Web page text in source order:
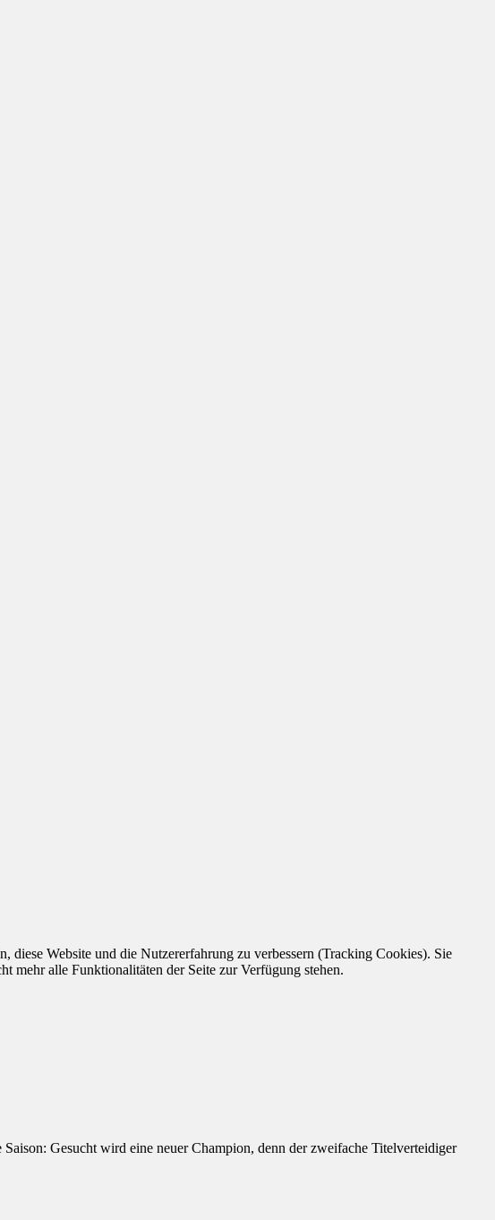
Gesucht wird eine neuer Champion, denn der zweifache Titelverteidiger
diese Website und die Nutzererfahrung zu verbessern (Tracking Cookies). Sie
mehr alle Funktionalitäten der Seite zur Verfügung stehen.